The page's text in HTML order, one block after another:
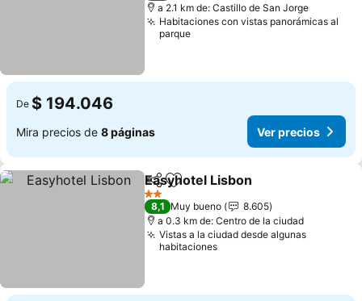
a 2.1 km de: Castillo de San Jorge
Habitaciones con vistas panorámicas al
parque
De $ 194.046
Mira precios de 8 páginas Ver precios
CompartirAgregar a favoritos
Easyhotel Lisbon
2 Estrellas
8,1 Muy bueno
8.605
a 0.3 km de: Centro de la ciudad
Vistas a la ciudad desde algunas
habitaciones